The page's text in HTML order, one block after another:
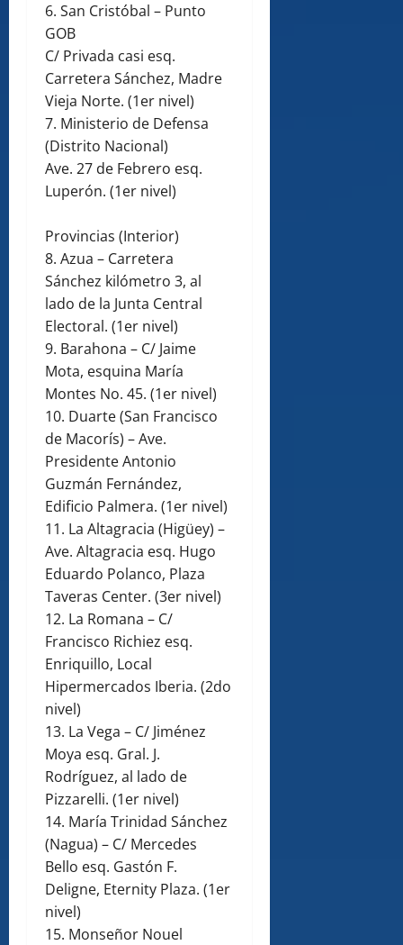
6. San Cristóbal – Punto
GOB
C/ Privada casi esq.
Carretera Sánchez, Madre
Vieja Norte. (1er nivel)
7. Ministerio de Defensa
(Distrito Nacional)
Ave. 27 de Febrero esq.
Luperón. (1er nivel)
Provincias (Interior)
8. Azua – Carretera
Sánchez kilómetro 3, al
lado de la Junta Central
Electoral. (1er nivel)
9. Barahona – C/ Jaime
Mota, esquina María
Montes No. 45. (1er nivel)
10. Duarte (San Francisco
de Macorís) – Ave.
Presidente Antonio
Guzmán Fernández,
Edificio Palmera. (1er nivel)
11. La Altagracia (Higüey) –
Ave. Altagracia esq. Hugo
Eduardo Polanco, Plaza
Taveras Center. (3er nivel)
12. La Romana – C/
Francisco Richiez esq.
Enriquillo, Local
Hipermercados Iberia. (2do
nivel)
13. La Vega – C/ Jiménez
Moya esq. Gral. J.
Rodríguez, al lado de
Pizzarelli. (1er nivel)
14. María Trinidad Sánchez
(Nagua) – C/ Mercedes
Bello esq. Gastón F.
Deligne, Eternity Plaza. (1er
nivel)
15. Monseñor Nouel